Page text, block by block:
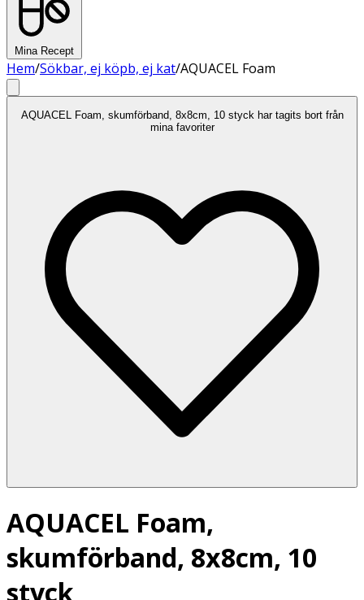
Mina Recept
Hem/Sökbar, ej köpb, ej kat/AQUACEL Foam
AQUACEL Foam, skumförband, 8x8cm, 10 styck har tagits bort från
mina favoriter
AQUACEL Foam,
skumförband, 8x8cm, 10
styck